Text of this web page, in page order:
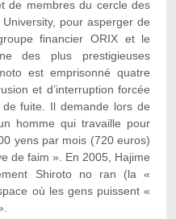
de membres du cercle des
pour asperger de
financier ORIX et le
des plus prestigieuses
est emprisonné quatre
et d’interruption forcée
fuite. Il demande lors de
homme qui travaille pour
yens par mois (720 euros)
de faim ». En 2005, Hajime
Shiroto no ran (la «
où les gens puissent «